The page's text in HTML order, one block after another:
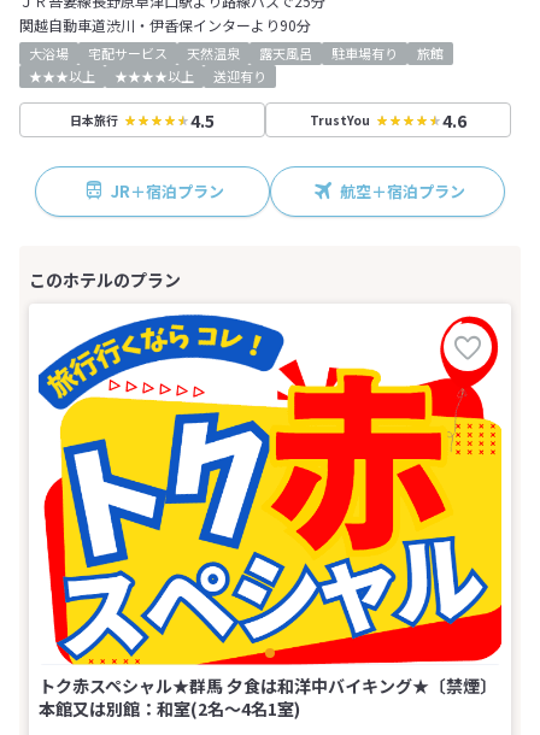
関越自動車道渋川・伊香保インターより90分
大浴場 宅配サービス 天然温泉 露天風呂 駐車場有り
旅館
★★★以上
★★★★以上 送迎有り
日本旅行 4.5 TrustYou 4.6
JR＋宿泊プラン 航空＋宿泊プラン
トク赤スペシャル★群馬 夕食は和洋中バイキング★〔禁煙〕
本館又は別館：和室(2名～4名1室)